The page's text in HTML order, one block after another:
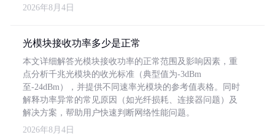
2026年8月4日
光模块接收功率多少是正常
本文详细解答光模块接收功率的正常范围及影响因素，重
点分析千兆光模块的收光标准（典型值为-3dBm
至-24dBm），并提供不同速率光模块的参考值表格。同时
解释功率异常的常见原因（如光纤损耗、连接器问题）及
解决方案，帮助用户快速判断网络性能问题。
2026年8月4日